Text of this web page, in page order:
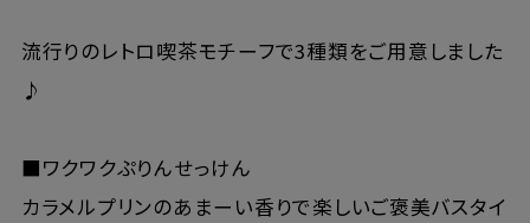
流行りのレトロ喫茶モチーフで3種類をご用意しました
♪
■ワクワクぷりんせっけん
カラメルプリンのあまーい香りで楽しいご褒美バスタイ